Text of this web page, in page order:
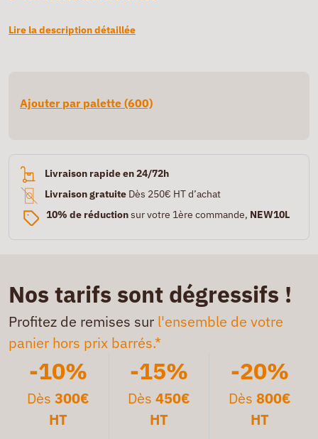
Lire la description détaillée
Ajouter par palette (600)
Livraison rapide en 24/72h
Livraison gratuite Dès 250€ HT d’achat
10% de réductionsur votre 1ère commande, NEW10L
Nos tarifs sont dégressifs !
Profitez de remises sur l'ensemble de votre
panier hors prix barrés.*
-10%
Dès300€
HT
-15%
Dès 450€
HT
-20%
Dès 800€
HT